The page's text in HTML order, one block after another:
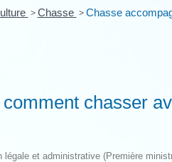
> Chasse > Chasse
chasser
et administrative (Première